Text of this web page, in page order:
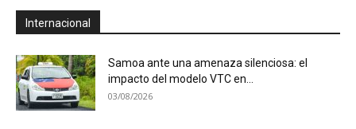
Internacional
Samoa ante una amenaza silenciosa: el
impacto del modelo VTC en...
03/08/2026